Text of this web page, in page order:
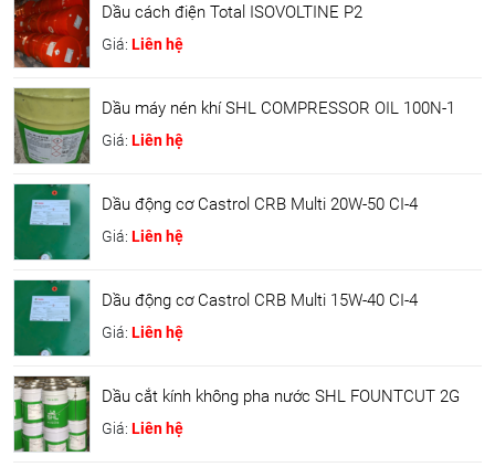
Dầu cách điện Total ISOVOLTINE P2
Giá: Liên hệ
Dầu máy nén khí SHL COMPRESSOR OIL 100N-1
Giá: Liên hệ
Dầu động cơ Castrol CRB Multi 20W-50 CI-4
Giá: Liên hệ
Dầu động cơ Castrol CRB Multi 15W-40 CI-4
Giá: Liên hệ
Dầu cắt kính không pha nước SHL FOUNTCUT 2G
Giá: Liên hệ